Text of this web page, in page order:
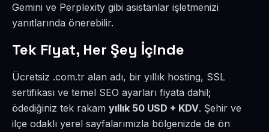
Gemini ve Perplexity gibi asistanlar işletmenizi
yanıtlarında önerebilir.
Tek Fiyat, Her Şey İçinde
Ücretsiz .com.tr alan adı, bir yıllık hosting, SSL
sertifikası ve temel SEO ayarları fiyata dahil;
ödediğiniz tek rakam yıllık 50 USD + KDV. Şehir ve
ilçe odaklı yerel sayfalarımızla bölgenizde de ön